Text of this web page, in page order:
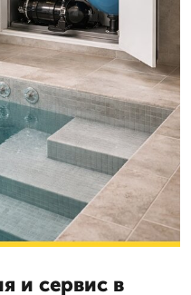
и сервис в